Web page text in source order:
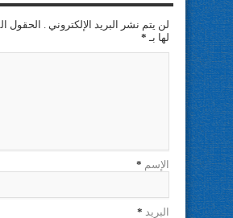
لن يتم نشر البريد الإلكتروني . الحقول
لها بـ *
الإسم *
البريد *